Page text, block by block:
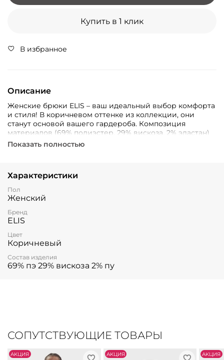
Купить в 1 клик
В избранное
Описание
Женские брюки ELIS – ваш идеальный выбор комфорта
и стиля! В коричневом оттенке из коллекции, они
станут основой вашего гардероба. Композиция
материалов (69% полиэстер, 29% вискоза, 2% эластан)
обеспечивает мягкость, долговечность и свободу
особых случаев.
Показать полностью
Характеристики
Пол
Женский
Бренд
ELIS
Цвет
Коричневый
Состав изделия
69% пэ 29% вискоза 2% пу
СОПУТСТВУЮЩИЕ ТОВАРЫ
АKЦИЯ АKЦИЯ АKЦИЯ